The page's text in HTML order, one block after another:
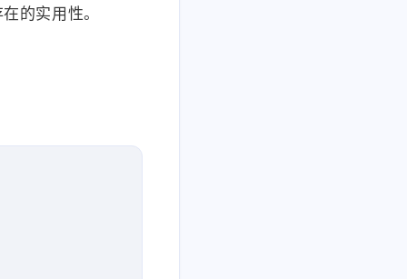
的实用性。